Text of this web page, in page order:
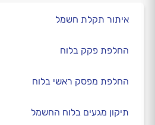
איתור תקלת חשמל
החלפת פקק בלוח
החלפת מפסק ראשי בלוח
תיקון מגעים בלוח החשמל